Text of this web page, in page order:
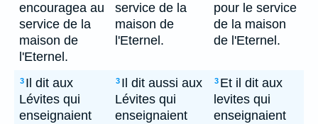
encouragea au
service de la
maison de
l'Eternel.
service de la
maison de
l'Eternel.
pour le service
de la maison
de l'Eternel.
3 Il dit aux
Lévites qui
enseignaient
3 Il dit aussi aux
Lévites qui
enseignaient
3 Et il dit aux
levites qui
enseignaient